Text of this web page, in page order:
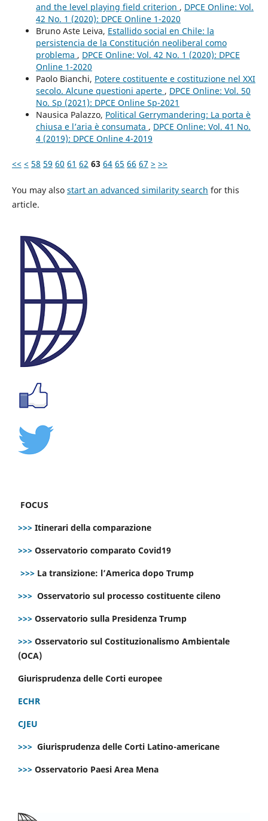
and the level playing field criterion , DPCE Online: Vol.
42 No. 1 (2020): DPCE Online 1-2020
Bruno Aste Leiva, Estallido social en Chile: la
persistencia de la Constitución neoliberal como
problema , DPCE Online: Vol. 42 No. 1 (2020): DPCE
Online 1-2020
Paolo Bianchi, Potere costituente e costituzione nel XXI
secolo. Alcune questioni aperte , DPCE Online: Vol. 50
No. Sp (2021): DPCE Online Sp-2021
Nausica Palazzo, Political Gerrymandering: La porta è
chiusa e l’aria è consumata , DPCE Online: Vol. 41 No.
4 (2019): DPCE Online 4-2019
<< < 58 59 60 61 62 63 64 65 66 67 > >>
You may also start an advanced similarity search for this
article.
FOCUS
>>> Itinerari della comparazione
>>> Osservatorio comparato Covid19
>>> La transizione: l’America dopo Trump
>>> Osservatorio sul processo costituente cileno
>>> Osservatorio sulla Presidenza Trump
>>> Osservatorio sul Costituzionalismo Ambientale
(OCA)
Giurisprudenza delle Corti europee
ECHR
CJEU
>>> Giurisprudenza delle Corti Latino-americane
>>> Osservatorio Paesi Area Mena